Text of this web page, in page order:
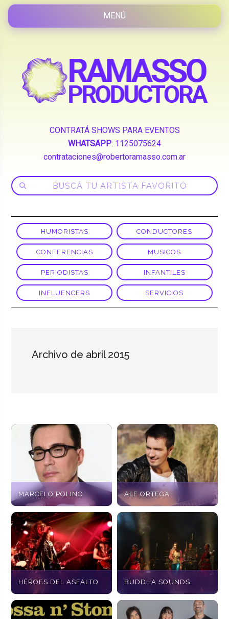
CONTRATÁ SHOWS PARA EVENTOS
WHATSAPP: 1125075624
contrataciones@robertoramasso.com.ar
HUMORISTAS CONDUCTORES
CONFERENCIAS MUSICOS
PERIODISTAS INFANTILES
INFLUENCERS SERVICIOS
Archivo de abril 2015
MARCELO POLINO ALE ORTEGA
HÉROES DEL ASFALTO BUDDHA SOUNDS